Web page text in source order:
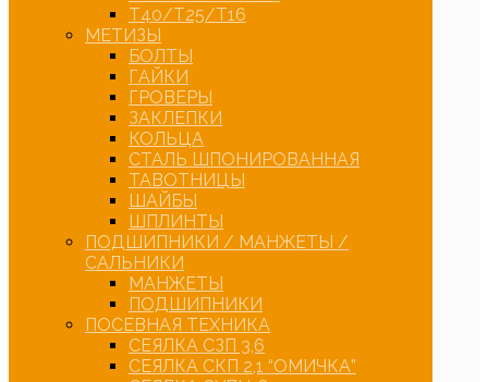
Т40/Т25/Т16
МЕТИЗЫ
БОЛТЫ
ГАЙКИ
ГРОВЕРЫ
ЗАКЛЕПКИ
КОЛЬЦА
СТАЛЬ ШПОНИРОВАННАЯ
ТАВОТНИЦЫ
ШАЙБЫ
ШПЛИНТЫ
ПОДШИПНИКИ / МАНЖЕТЫ /
САЛЬНИКИ
МАНЖЕТЫ
ПОДШИПНИКИ
ПОСЕВНАЯ ТЕХНИКА
СЕЯЛКА СЗП 3,6
СЕЯЛКА СКП 2,1 “ОМИЧКА”